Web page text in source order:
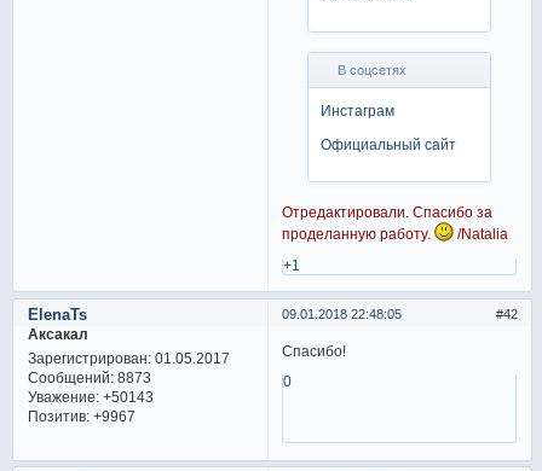
В соцсетях
Инстаграм
Официальный сайт
Отредактировали. Спасибо за
проделанную работу.
/Natalia
+1
42
09.01.2018 22:48:05
ElenaTs
Аксакал
Зарегистрирован: 01.05.2017
Сообщений:8873
Уважение: +50143
Позитив: +9967
Спасибо!
0